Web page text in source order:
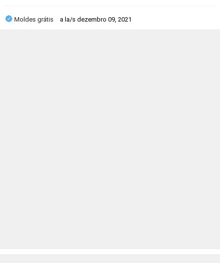
Moldes grátis a la/s dezembro 09, 2021